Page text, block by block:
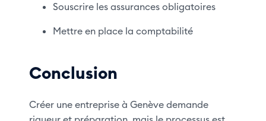
Souscrire les assurances obligatoires
Mettre en place la comptabilité
Conclusion
Créer une entreprise à Genève demande